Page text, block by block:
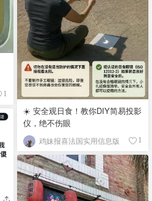
1
☀️ 安全观日食！教你DIY简易投影
仪，绝不伤眼
鸡妹报喜法国实用信息版 1